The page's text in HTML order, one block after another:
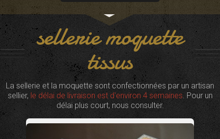
sellerie moquette
tissus
La sellerie et la moquette sont confectionnées par un artisan
sellier, le délai de livraison est d'environ 4 semaines. Pour un
délai plus court, nous consulter.